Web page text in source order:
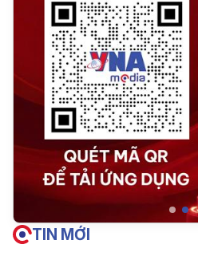
TIN MỚI